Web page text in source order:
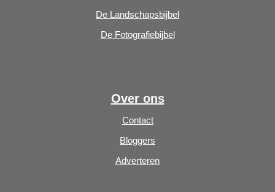
De Landschapsbijbel
De Fotografiebijbel
Over ons
Contact
Bloggers
Adverteren